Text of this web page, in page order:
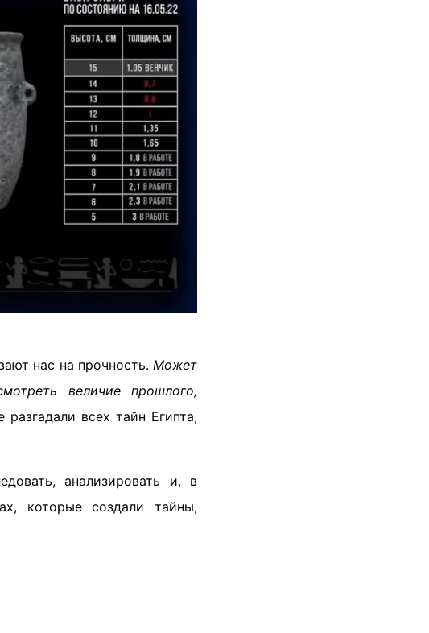
нас на прочность. Может
величие прошлого,
всех тайн Египта,
анализировать и, в
которые создали тайны,